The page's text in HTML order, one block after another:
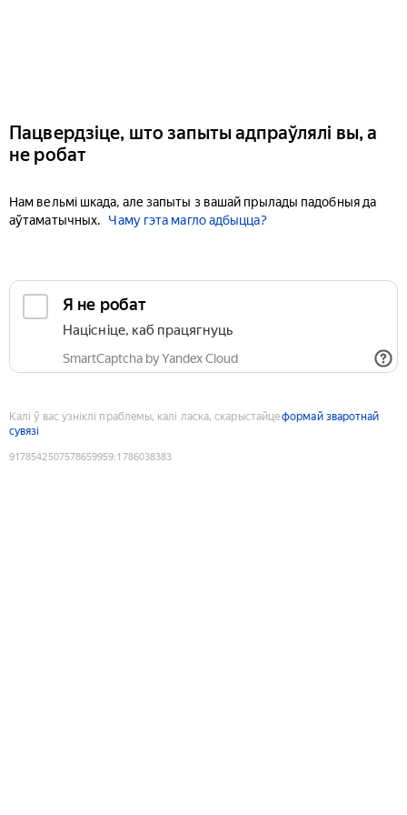
Пацвердзіце, што запыты адпраўлялі вы, а
не робат
Нам вельмі шкада, але запыты з вашай прылады падобныя да
аўтаматычных.
Чаму гэта магло адбыцца?
Я не робат
Націсніце, каб працягнуць
SmartCaptcha by Yandex Cloud
Калі ў вас узніклі праблемы, калі ласка, скарыстайцеформай зваротнай
сувязі
9178542507578659959:1786038383